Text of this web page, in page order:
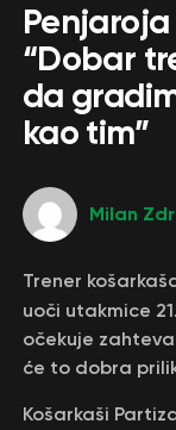
“Dobar
da
kao tim”
Milan
Trener
uoči utakmice
očekuje
će to dobra
Košarkaši